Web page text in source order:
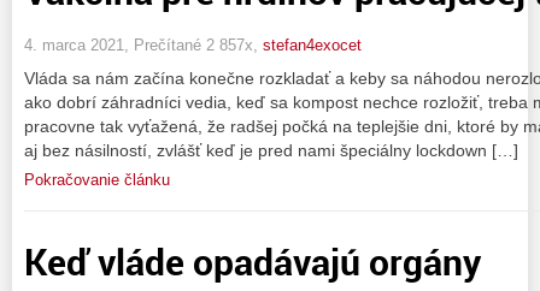
4. marca 2021, Prečítané 2 857x, stefan4exocet
Vláda sa nám začína konečne rozkladať a keby sa náhodou
ako dobrí záhradníci vedia, keď sa kompost nechce rozložiť, treba
pracovne tak vyťažená, že radšej počká na teplejšie dni, ktoré by
aj bez násilností, zvlášť keď je pred nami špeciálny lockdown […]
Pokračovanie článku
Keď vláde opadávajú orgány